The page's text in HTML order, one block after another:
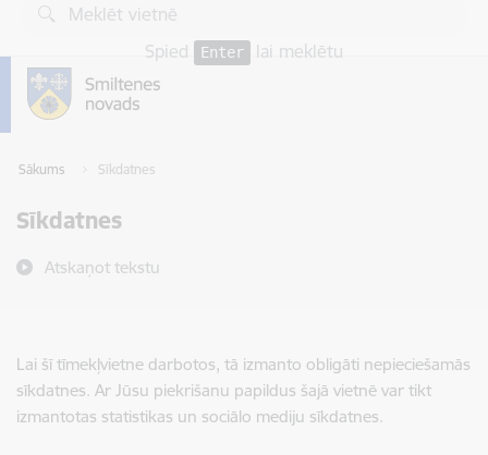
Pāriet uz lapas saturu
Spied
Enter lai meklētu
Sākums Sīkdatnes
Sīkdatnes
Atskaņot tekstu
Lai šī tīmekļvietne darbotos, tā izmanto obligāti nepieciešamās
sīkdatnes. Ar Jūsu piekrišanu papildus šajā vietnē var tikt
izmantotas statistikas un sociālo mediju sīkdatnes.